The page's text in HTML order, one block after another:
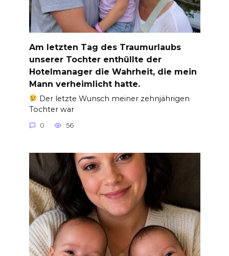
Am letzten Tag des Traumurlaubs
unserer Tochter enthüllte der
Hotelmanager die Wahrheit, die mein
Mann verheimlicht hatte.
Der letzte Wunsch meiner zehnjährigen
Tochter war
0 56